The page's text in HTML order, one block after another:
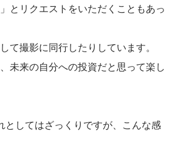
とリクエストをいただくこともあっ
て撮影に同行したりしています。
未来の自分への投資だと思って楽し
としてはざっくりですが、こんな感